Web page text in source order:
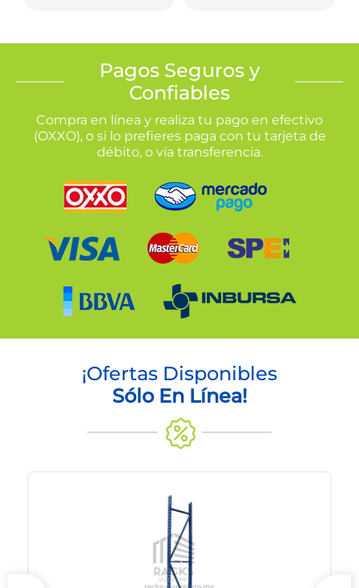
Pagos Seguros y
Confiables
Compra en línea y realiza tu pago en efectivo
(OXXO), o si lo prefieres paga con tu tarjeta de
débito, o vía transferencia.
¡Ofertas Disponibles
Sólo En Línea!